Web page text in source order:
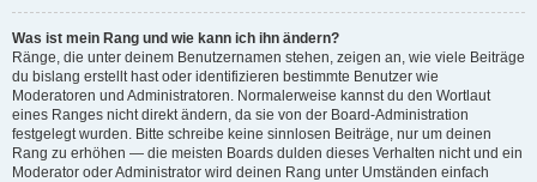
Was ist mein Rang und wie kann ich ihn ändern?
Ränge, die unter deinem Benutzernamen stehen, zeigen an, wie viele Beiträge
du bislang erstellt hast oder identifizieren bestimmte Benutzer wie
Moderatoren und Administratoren. Normalerweise kannst du den Wortlaut
eines Ranges nicht direkt ändern, da sie von der Board-Administration
festgelegt wurden. Bitte schreibe keine sinnlosen Beiträge, nur um deinen
Rang zu erhöhen — die meisten Boards dulden dieses Verhalten nicht und ein
Moderator oder Administrator wird deinen Rang unter Umständen einfach